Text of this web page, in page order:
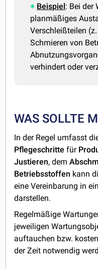
Beispiel : Bei der
planmäßiges
Verschleißteilen
Schmieren von
verhindert oder
WAS SOLLTE
In der Regel umfasst
Pflegeschritte für
Justieren, dem
Betriebsstoffen kann
eine Vereinbarung in
darstellen.
Regelmäßige
jeweiligen
auftauchen bzw.
der Zeit notwendig